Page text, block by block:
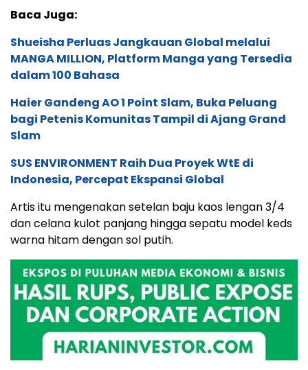
Baca Juga:
Shueisha Perluas Jangkauan Global melalui
MANGA MILLION, Platform Manga yang Tersedia
dalam 100 Bahasa
Haier Gandeng AO 1 Point Slam, Buka Peluang
bagi Petenis Komunitas Tampil di Ajang Grand
Slam
SUS ENVIRONMENT Raih Dua Proyek WtE di
Indonesia, Percepat Ekspansi Global
Artis itu mengenakan setelan baju kaos lengan 3/4
dan celana kulot panjang hingga sepatu model keds
warna hitam dengan sol putih.